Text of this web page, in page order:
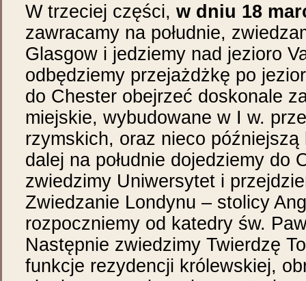
W trzeciej części, w dniu 18
zawracamy na południe,
Glasgow i jedziemy nad jezioro
odbędziemy przejażdżkę po
do Chester obejrzeć doskonale
miejskie, wybudowane w I w.
rzymskich, oraz nieco
dalej na południe dojedziemy do
zwiedzimy Uniwersytet i
Zwiedzanie Londynu – stolicy
rozpoczniemy od katedry św.
Następnie zwiedzimy Twierdzę
funkcje rezydencji królewskiej,